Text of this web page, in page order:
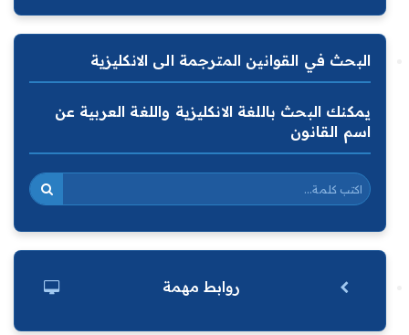
البحث في القوانين المترجمة الى الانكليزية
يمكنك البحث باللغة الانكليزية واللغة العربية عن
اسم القانون
روابط مهمة